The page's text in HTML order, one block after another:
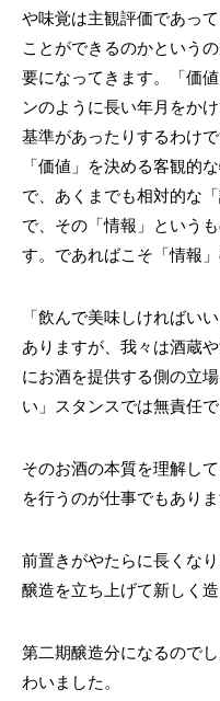
や味覚は主観評価であっ
ことができるのかという
要になってきます。「価
ンのように長い年月をか
基準があったりするわけ
「価値」を決める客観的
で、あくまでも相対的な
で、その「情報」という
す。であればこそ「情報
「飲んで美味しければい
ありますが、我々は酒蔵
にお酒を提供する側の立
い」スタンスでは無責任で
そのお酒の本質を理解し
を行うのが仕事でもありま
前置きがやたらに長くな
醸造を立ち上げて新しく造
第二期醸造分になるので
わいました。